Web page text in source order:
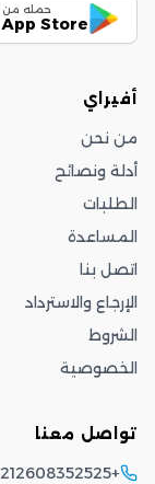
حمله من
App Store
أفيراي
من نحن
أدلة ونصائح
الطلبات
المساعدة
اتصل بنا
الإرجاع والاسترداد
الشروط
الخصوصية
تواصل معنا
+212608352525